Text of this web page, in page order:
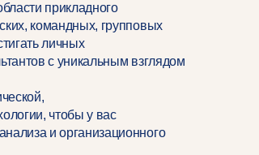
прикладного
командных, групповых
личных
с уникальным взглядом
чтобы у вас
и организационного